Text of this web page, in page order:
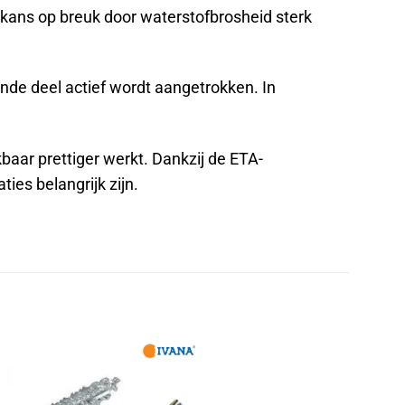
op breuk door waterstofbrosheid sterk
deel actief wordt aangetrokken. In
prettiger werkt. Dankzij de ETA-
belangrijk zijn.